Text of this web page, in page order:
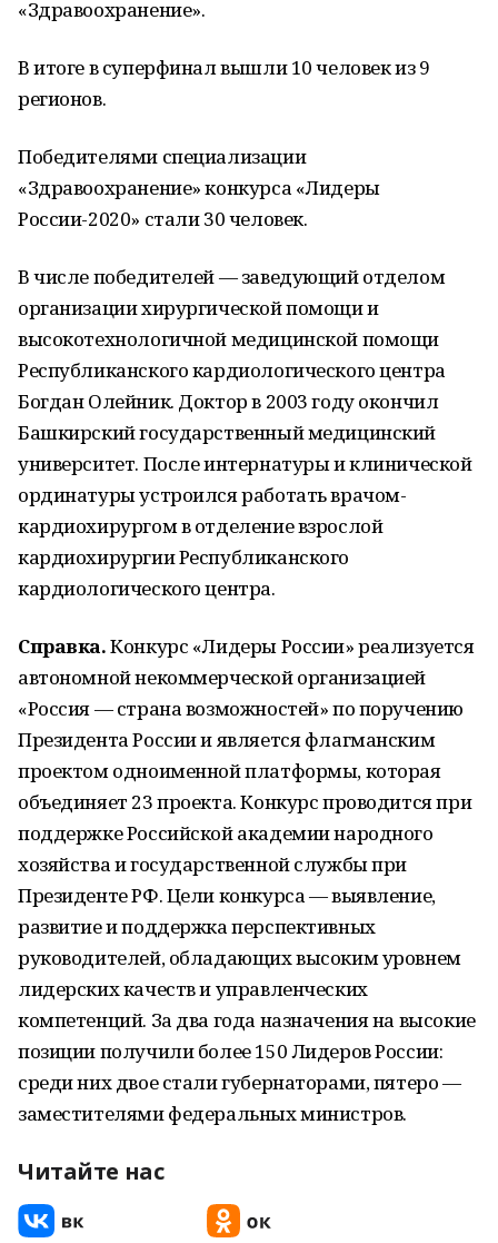
«Здравоохранение».
В итоге в суперфинал вышли 10 человек из 9
регионов.
Победителями специализации
«Здравоохранение» конкурса «Лидеры
России-2020» стали 30 человек.
В числе победителей — заведующий отделом
организации хирургической помощи и
высокотехнологичной медицинской помощи
Республиканского кардиологического центра
Богдан Олейник. Доктор в 2003 году окончил
Башкирский государственный медицинский
университет. После интернатуры и клинической
ординатуры устроился работать врачом-
кардиохирургом в отделение взрослой
кардиохирургии Республиканского
кардиологического центра.
Справка.Конкурс «Лидеры России» реализуется
автономной некоммерческой организацией
«Россия — страна возможностей» по поручению
Президента России и является флагманским
проектом одноименной платформы, которая
объединяет 23 проекта. Конкурс проводится при
поддержке Российской академии народного
хозяйства и государственной службы при
Президенте РФ. Цели конкурса — выявление,
развитие и поддержка перспективных
руководителей, обладающих высоким уровнем
лидерских качеств и управленческих
компетенций. За два года назначения на высокие
позиции получили более 150 Лидеров России:
среди них двое стали губернаторами, пятеро —
заместителями федеральных министров.
Читайте нас